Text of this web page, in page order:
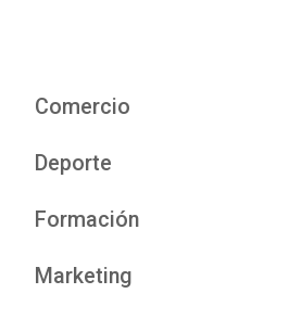
Comercio
Deporte
Formación
Marketing